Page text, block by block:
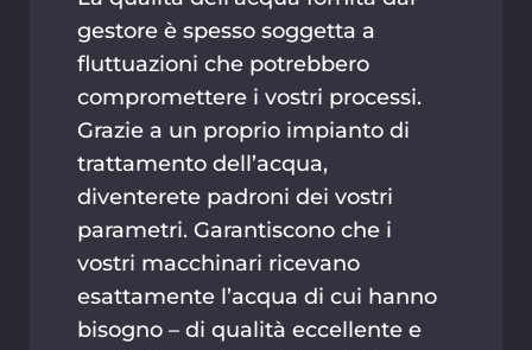
gestore è spesso soggetta a
fluttuazioni che potrebbero
compromettere i vostri processi.
Grazie a un proprio impianto di
trattamento dell’acqua,
diventerete padroni dei vostri
parametri. Garantiscono che i
vostri macchinari ricevano
esattamente l’acqua di cui hanno
bisogno – di qualità eccellente e